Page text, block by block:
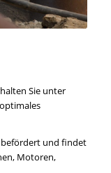
Sie unter
und findet
Motoren,